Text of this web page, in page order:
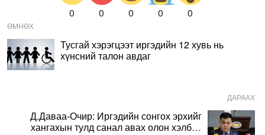
0 0 0 0 0
ӨМНӨХ
Тусгай хэрэгцээт иргэдийн 12 хувь нь
хүнсний талон авдаг
ДАРААХ
Д.Даваа-Очир: Иргэдийн сонгох эрхийг
хангахын тулд санал авах олон хэлбэр